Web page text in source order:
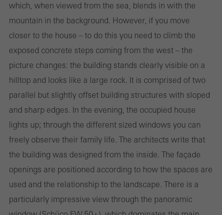
which, when viewed from the sea, blends in with the
mountain in the background. However, if you move
closer to the house – to do this you need to climb the
exposed concrete steps coming from the west – the
picture changes: the building stands clearly visible on a
hilltop and looks like a large rock. It is comprised of two
parallel but slightly offset building structures with sloped
and sharp edges. In the evening, the occupied house
lights up; through the different sized windows you can
freely observe their family life. The architects write that
the building was designed from the inside. The façade
openings are positioned according to how the spaces are
used and the relationship to the landscape. There is a
particularly impressive view through the panoramic
Cookies estadísticas / de análisis
Estas cookies se utilizan con fines estadísticos con el fin de
analizar el uso del sitio web y optimizar nuestra oferta mediante
la evaluación de campañas que hemos realizado, por ejemplo.
Estas cookies se utilizan para mejorar la facilidad de uso del sitio
web y, por tanto, la experiencia del usuario. Recopilan
información sobre cómo se usa el sitio web, el número de visitas,
el tiempo promedio que se pasa en el sitio web y las páginas a
las que se llama.
Cookies de marketing / de terceros
Las cookies de marketing son utilizadas por proveedores externos